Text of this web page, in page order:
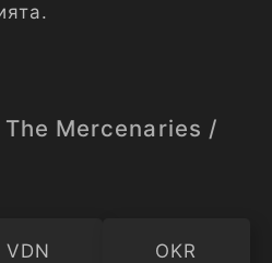
The Mercenaries /
VDN OKR